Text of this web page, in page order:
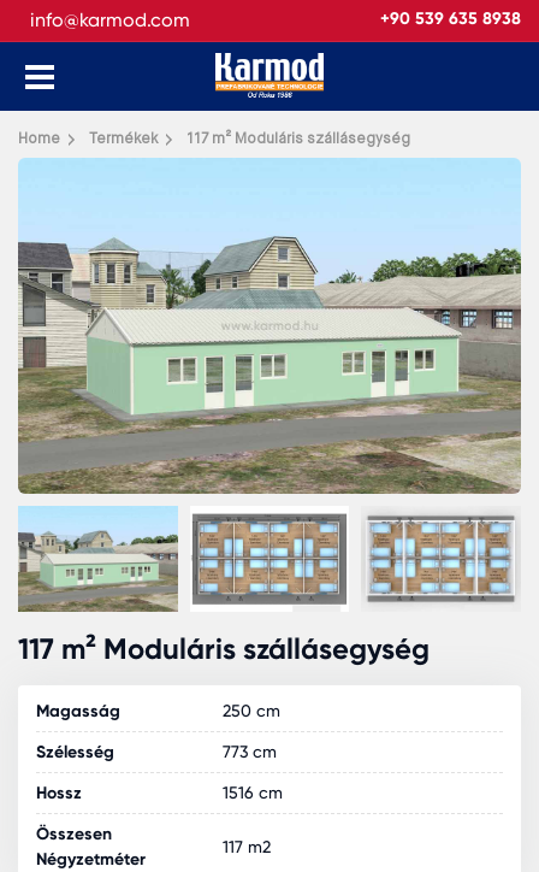
info@karmod.com +90 539 635 8938
Home Termékek 117 m² Moduláris szállásegység
117 m² Moduláris szállásegység
Magasság 250 cm
Szélesség 773 cm
Hossz 1516 cm
Összesen
Négyzetméter
117 m2